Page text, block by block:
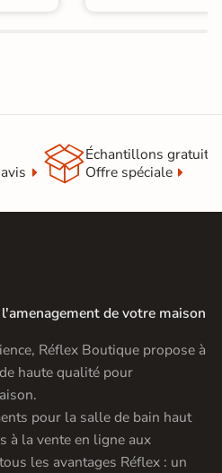
Échantillons gratuit
Offre spéciale
de votre maison
Réflex Boutique propose à
haute qualité pour
pour la salle de bain haut
à la vente en ligne aux
les avantages Réflex : un